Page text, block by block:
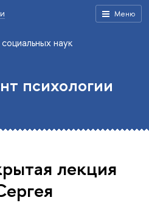
Меню
наук
психологии
лекция